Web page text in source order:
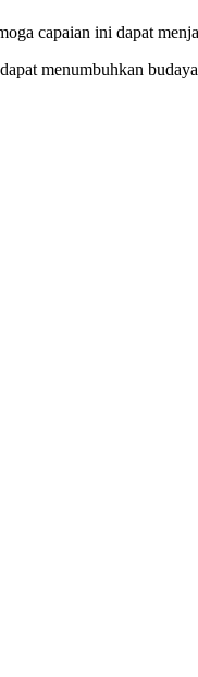
capaian ini dapat
menumbuhkan